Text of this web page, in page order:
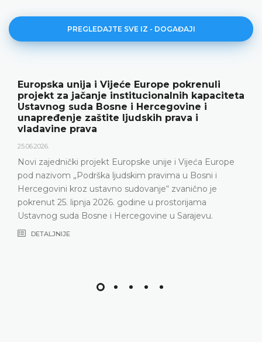
PREGLEDAJTE SVE IZ - DOGAĐAJI
Europska unija i Vijeće Europe pokrenuli
projekt za jačanje institucionalnih kapaciteta
Ustavnog suda Bosne i Hercegovine i
unapređenje zaštite ljudskih prava i
vladavine prava
25.06.2026.
Novi zajednički projekt Europske unije i Vijeća Europe
pod nazivom „Podrška ljudskim pravima u Bosni i
Hercegovini kroz ustavno sudovanje“ zvanično je
pokrenut 25. lipnja 2026. godine u prostorijama
Ustavnog suda Bosne i Hercegovine u Sarajevu.
DETALJNIJE